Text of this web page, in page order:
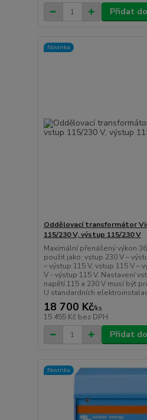
Přidat
Novinka
Oddělovací transformátor
115/230 V, výstup 115/230 V
Maximální přenášený výkon
použit jako: vstup 230 V –
– výstup 115 V, vstup 115 V –
V - výstup 115 V. Nastavení
napětí 115 a 230 V musí být
U standardních
18 700 Kč/ks
15 455 Kč bez DPH
Přidat
Novinka